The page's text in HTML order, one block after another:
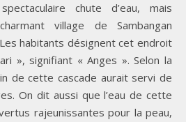
chute d’eau, mais
village de Sambangan
habitants désignent cet endroit
», signifiant « Anges ». Selon la
de cette cascade aurait servi de
On dit aussi que l’eau de cette
rajeunissantes pour la peau,